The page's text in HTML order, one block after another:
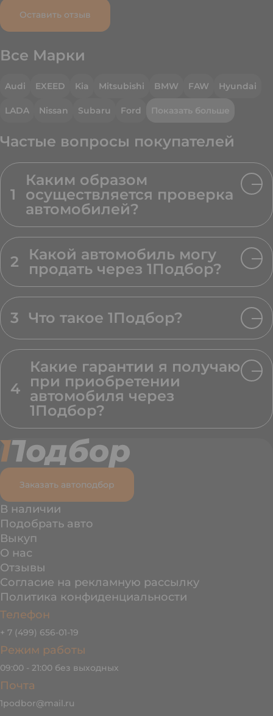
Оставить отзыв
Все Марки
Audi EXEED Kia Mitsubishi BMW FAW Hyundai
LADA Nissan Subaru Ford Показать больше
Частые вопросы покупателей
1
Каким образом
осуществляется проверка
автомобилей?
2
Какой автомобиль могу
продать через 1Подбор?
3 Что такое 1Подбор?
4
Какие гарантии я получаю
при приобретении
автомобиля через
1Подбор?
Заказать автоподбор
В наличии
Подобрать авто
Выкуп
О нас
Отзывы
Согласие на рекламную рассылку
Политика конфиденциальности
Телефон
+ 7 (499) 656-01-19
Режим работы
09:00 - 21:00 без выходных
Почта
1podbor@mail.ru